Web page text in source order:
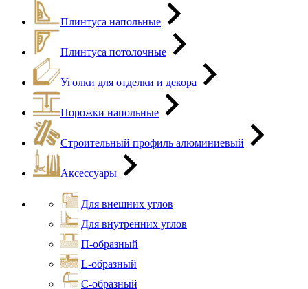
Плинтуса напольные
Плинтуса потолочные
Уголки для отделки и декора
Порожки напольные
Строительный профиль алюминиевый
Аксессуары
Для внешних углов
Для внутренних углов
П-образный
L-образный
С-образный